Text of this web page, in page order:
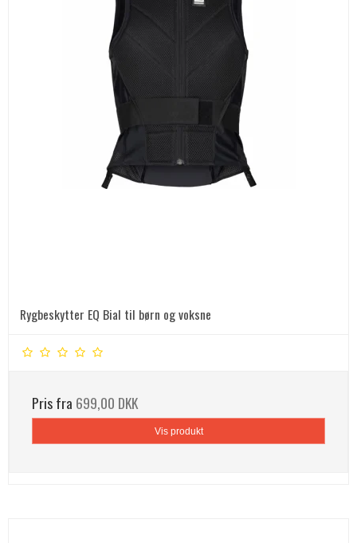
Rygbeskytter EQ Bial til børn og voksne
Pris fra 699,00 DKK
Vis produkt